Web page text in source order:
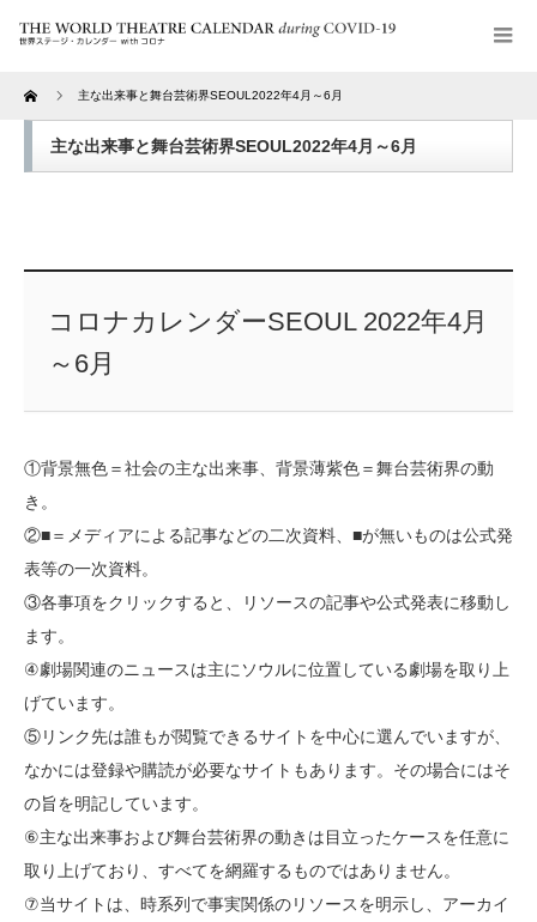
Home 主な出来事と舞台芸術界SEOUL2022年4月～6月
主な出来事と舞台芸術界SEOUL2022年4月～6月
コロナカレンダーSEOUL 2022年4月
～6月
①背景無色＝社会の主な出来事、背景薄紫色＝舞台芸術界の動
き。
②■＝メディアによる記事などの二次資料、■が無いものは公式発
表等の一次資料。
③各事項をクリックすると、リソースの記事や公式発表に移動し
ます。
④劇場関連のニュースは主にソウルに位置している劇場を取り上
げています。
⑤リンク先は誰もが閲覧できるサイトを中心に選んでいますが、
なかには登録や購読が必要なサイトもあります。その場合にはそ
の旨を明記しています。
⑥主な出来事および舞台芸術界の動きは目立ったケースを任意に
取り上げており、すべてを網羅するものではありません。
⑦当サイトは、時系列で事実関係のリソースを明示し、アーカイ